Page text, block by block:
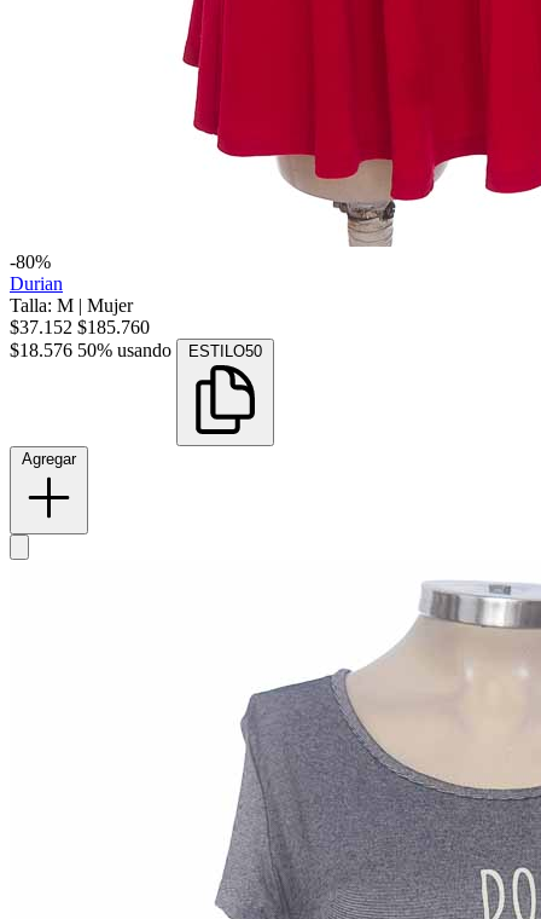
-80%
Durian
Talla: M | Mujer
$37.152 $185.760
$18.576 50% usando ESTILO50
Agregar